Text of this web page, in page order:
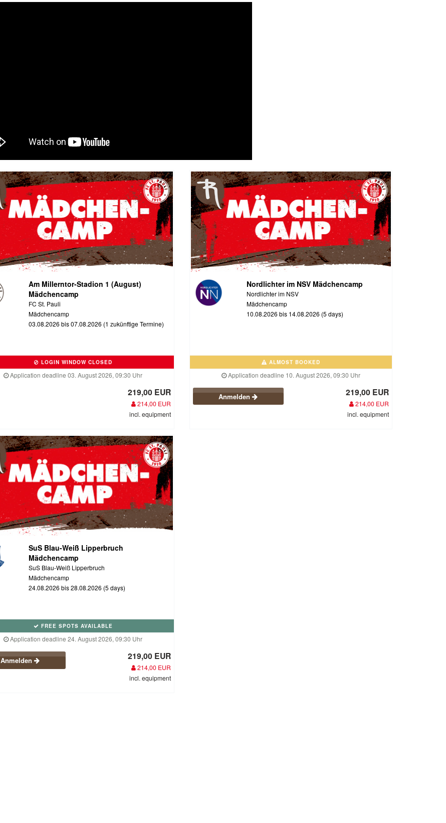
Am Millerntor-Stadion 1 (August)
Mädchencamp
FC St. Pauli
Mädchencamp
03.08.2026 bis 07.08.2026 (1 zukünftige Termine)
LOGIN WINDOW CLOSED
Application deadline 03. August 2026, 09:30 Uhr
219,00 EUR
214,00 EUR
incl. equipment
Nordlichter im NSV Mädchencamp
Nordlichter im NSV
Mädchencamp
10.08.2026 bis 14.08.2026 (5 days)
ALMOST BOOKED
Application deadline 10. August 2026, 09:30 Uhr
Anmelden 219,00 EUR
214,00 EUR
incl. equipment
SuS Blau-Weiß Lipperbruch
Mädchencamp
SuS Blau-Weiß Lipperbruch
Mädchencamp
24.08.2026 bis 28.08.2026 (5 days)
FREE SPOTS AVAILABLE
Application deadline 24. August 2026, 09:30 Uhr
Anmelden 219,00 EUR
214,00 EUR
incl. equipment